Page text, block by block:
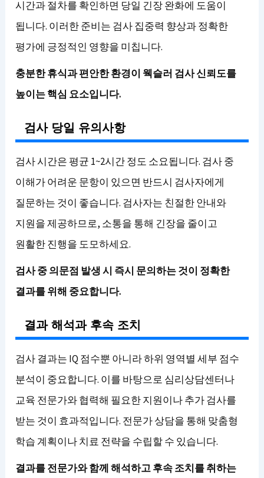
시간과 절차를 확인하면 당일 긴장 완화에 도움이
됩니다. 이러한 준비는 검사 집중력 향상과 정확한
평가에 긍정적인 영향을 미칩니다.
충분한 휴식과 편안한 환경이 웩슬러 검사 신뢰도를
높이는 핵심 요소입니다.
검사 당일 유의사항
검사 시간은 평균 1~2시간 정도 소요됩니다. 검사 중
이해가 어려운 문항이 있으면 반드시 검사자에게
질문하는 것이 좋습니다. 검사자는 친절한 안내와
지원을 제공하므로, 소통을 통해 긴장을 줄이고
원활한 진행을 도모하세요.
검사 중 의문점 발생 시 즉시 문의하는 것이 정확한
결과를 위해 중요합니다.
결과 해석과 후속 조치
검사 결과는 IQ 점수뿐 아니라 하위 영역별 세부 점수
분석이 중요합니다. 이를 바탕으로 심리상담센터나
교육 전문가와 협력해 필요한 지원이나 추가 검사를
받는 것이 효과적입니다. 전문가 상담을 통해 맞춤형
학습 계획이나 치료 전략을 수립할 수 있습니다.
결과를 전문가와 함께 해석하고 후속 조치를 취하는